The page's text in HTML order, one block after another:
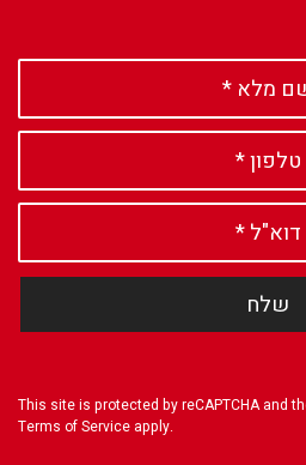
שלח
This site is protected by reCAPTCHA and
Terms of Service apply.